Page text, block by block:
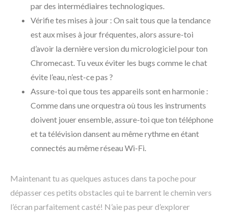
par des intermédiaires technologiques.
Vérifie tes mises à jour : On sait tous que la tendance
est aux mises à jour fréquentes, alors assure-toi
d’avoir la dernière version du micrologiciel pour ton
Chromecast. Tu veux éviter les bugs comme le chat
évite l’eau, n’est-ce pas ?
Assure-toi que tous tes appareils sont en harmonie :
Comme dans une orquestra où tous les instruments
doivent jouer ensemble, assure-toi que ton téléphone
et ta télévision dansent au même rythme en étant
connectés au même réseau Wi-Fi.
Maintenant tu as quelques astuces dans ta poche pour
dépasser ces petits obstacles qui te barrent le chemin vers
l’écran parfaitement casté! N’aie pas peur d’explorer